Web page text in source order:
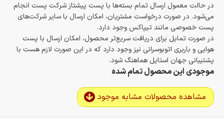
در حالت معمول ارسال تمام بسته‌ها با پست پیشتاز شرکت پست انجام
می‌شود. در صورت درخواست مشتریان، امکان ارسال با سایر شرکت‌های
پست خصوصی مانند تیپاکس وجود دارد.
در صورت تمایل برای دریافت سریع‌تر محصول، امکان ارسال با پست
هوایی و باربری اتوبوسرانی نیز وجود دارد که در این صورت لازم هست با
پشتیبانی جهان استایل هماهنگ شود.
موجودی این محصول تمام شده
مشاهده محصولات مشابه موجود